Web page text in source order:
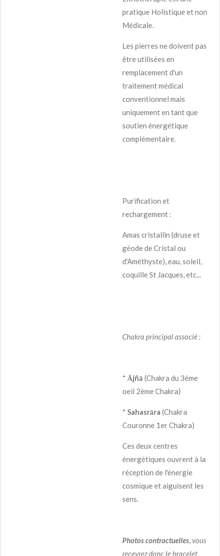
pratique Holistique et non
Médicale.
Les pierres ne doivent pas
être utilisées en
remplacement d'un
traitement médical
conventionnel mais
uniquement en tant que
soutien énergétique
complémentaire.
Purification et
rechargement :
Amas cristallin (druse et
géode de Cristal ou
d'Améthyste), eau, soleil,
coquille St Jacques, etc...
Chakra principal associé :
* Ājñā (Chakra du 3éme
oeil 2ème Chakra)
* Sahasrāra (Chakra
Couronne 1er Chakra)
Ces deux centres
énergétiques ouvrent à la
réception de l'énergie
cosmique et aiguisent les
sens.
Photos contractuelles,vous
recevrez donc le bracelet